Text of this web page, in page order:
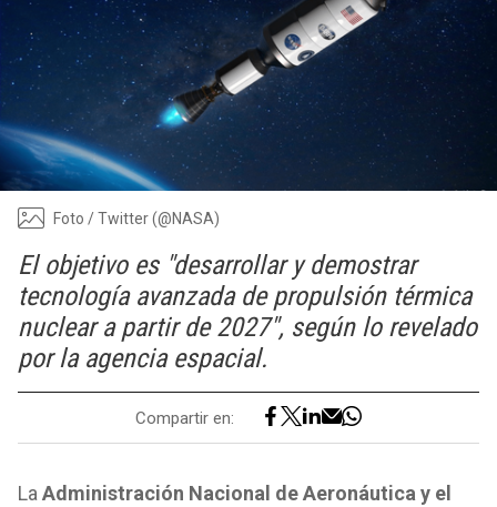
Foto / Twitter (@NASA)
El objetivo es "desarrollar y demostrar
tecnología avanzada de propulsión térmica
nuclear a partir de 2027", según lo revelado
por la agencia espacial.
Compartir en:
La Administración Nacional de Aeronáutica y el